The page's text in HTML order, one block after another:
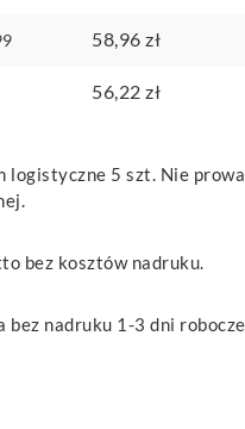
58,96 zł
56,22 zł
logistyczne 5 szt. Nie
bez kosztów nadruku.
bez nadruku 1-3 dni